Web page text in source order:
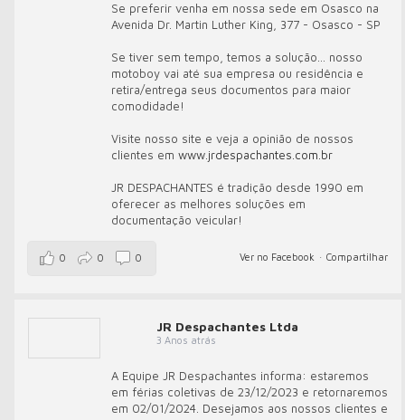
Se preferir venha em nossa sede em Osasco na
Avenida Dr. Martin Luther King, 377 - Osasco - SP
Se tiver sem tempo, temos a solução... nosso
motoboy vai até sua empresa ou residência e
retira/entrega seus documentos para maior
comodidade!
Visite nosso site e veja a opinião de nossos
clientes em www.jrdespachantes.com.br
JR DESPACHANTES é tradição desde 1990 em
oferecer as melhores soluções em
documentação veicular!
Ver no Facebook · Compartilhar
0 0 0
JR Despachantes Ltda
3 Anos atrás
A Equipe JR Despachantes informa: estaremos
em férias coletivas de 23/12/2023 e retornaremos
em 02/01/2024. Desejamos aos nossos clientes e